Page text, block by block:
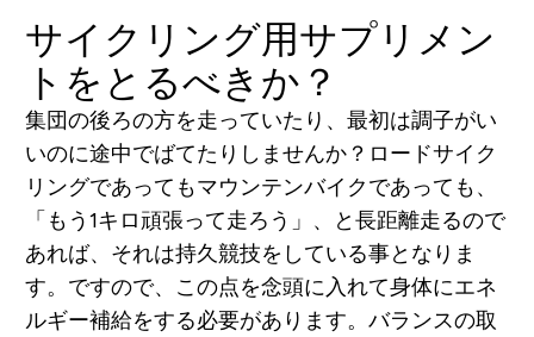
サイクリング用サプリメン
トをとるべきか？
集団の後ろの方を走っていたり、最初は調子がい
いのに途中でばてたりしませんか？ロードサイク
リングであってもマウンテンバイクであっても、
「もう1キロ頑張って走ろう」、と長距離走るので
あれば、それは持久競技をしている事となりま
す。ですので、この点を念頭に入れて身体にエネ
ルギー補給をする必要があります。バランスの取